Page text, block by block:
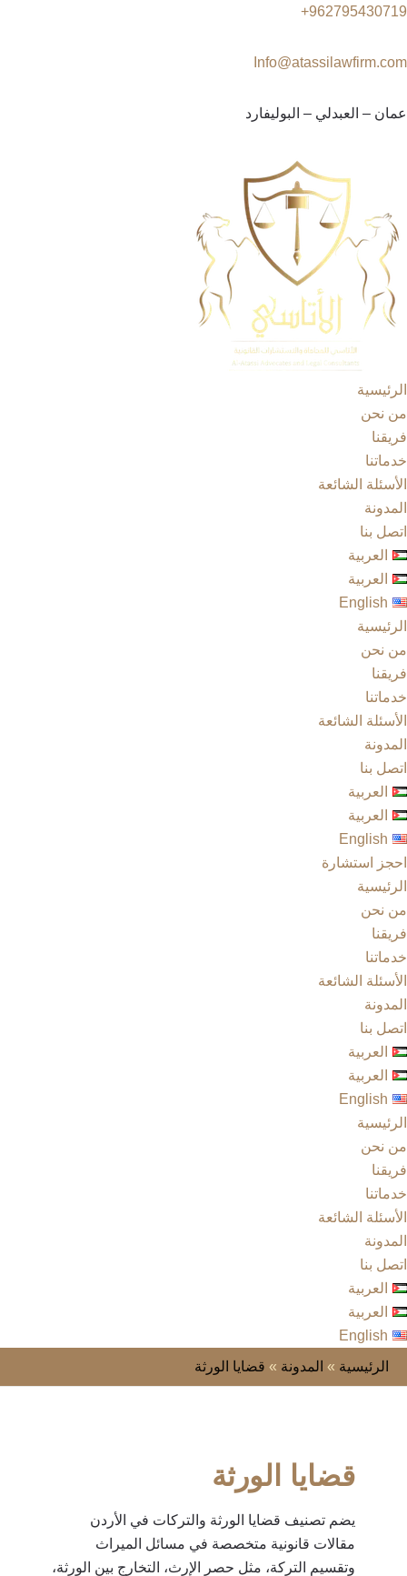
962795430719+
Info@atassilawfirm.com
عمان – العبدلي – البوليفارد
الرئيسية
من نحن
فريقنا
خدماتنا
الأسئلة الشائعة
المدونة
اتصل بنا
العربية
العربية
English
الرئيسية
من نحن
فريقنا
خدماتنا
الأسئلة الشائعة
المدونة
اتصل بنا
العربية
العربية
English
احجز استشارة
الرئيسية
من نحن
فريقنا
خدماتنا
الأسئلة الشائعة
المدونة
اتصل بنا
العربية
العربية
English
الرئيسية
من نحن
فريقنا
خدماتنا
الأسئلة الشائعة
المدونة
اتصل بنا
العربية
العربية
English
الرئيسية » المدونة » قضايا الورثة
قضايا الورثة
يضم تصنيف قضايا الورثة والتركات في الأردن
مقالات قانونية متخصصة في مسائل الميراث
وتقسيم التركة، مثل حصر الإرث، التخارج بين الورثة،